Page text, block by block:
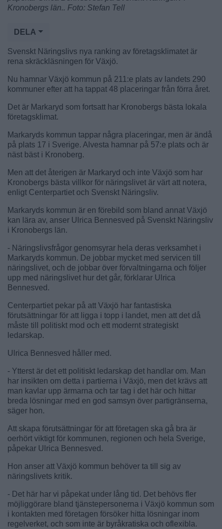
Kronobergs län.. Foto: Stefan Tell
DELA
Svenskt Näringslivs nya ranking av företagsklimatet är
rena skräckläsningen för Växjö.
Nu hamnar Växjö kommun på 211:e plats av landets 290
kommuner efter att ha tappat 48 placeringar från förra året.
Det är Markaryd som fortsatt har Kronobergs bästa lokala
företagsklimat.
Markaryds kommun tappar några placeringar, men är ändå
på plats 17 i Sverige. Alvesta hamnar på 57:e plats och är
näst bäst i Kronoberg.
Men att det återigen är Markaryd och inte Växjö som har
Kronobergs bästa villkor för näringslivet är värt att notera,
enligt Centerpartiet och Svenskt Näringsliv.
Markaryds kommun är en förebild som bland annat Växjö
kan lära av, anser Ulrica Bennesved på Svenskt Näringsliv
i Kronobergs län.
- Näringslivsfrågor genomsyrar hela deras verksamhet i
Markaryds kommun. De jobbar mycket med servicen till
näringslivet, och de jobbar över förvaltningarna och följer
upp med näringslivet hur det går, förklarar Ulrica
Bennesved.
Centerpartiet pekar på att Växjö har fantastiska
förutsättningar för att ligga i topp i landet, men att det då
måste till politiskt mod och ett modernt strategiskt
ledarskap.
Ulrica Bennesved håller med.
- Ytterst är det ett politiskt ledarskap det handlar om. Man
har insikten om detta i partierna i Växjö, men det krävs att
man kavlar upp ärmarna och tar tag i det här och hittar
breda lösningar med en god samsyn över partigränserna,
säger hon.
Att skapa förutsättningar för att företagen ska gå bra är
oerhört viktigt för kommunen, regionen och hela Sverige,
påpekar Ulrica Bennesved.
Hon anser att Växjö kommun behöver ta till sig av
näringslivets kritik.
- Det här har vi påpekat under lång tid. Det behövs fler
möjliggörare bland tjänstepersonerna i Växjö kommun som
i kontakten med företagen försöker hitta lösningar inom
regelverket, och som inte är byråkratiska och oflexibla.